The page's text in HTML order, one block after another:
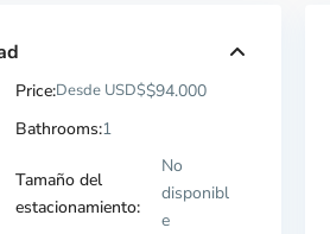
Price:Desde USD$$94.000
Bathrooms:1
Tamaño del
estacionamiento:
No
disponibl
e